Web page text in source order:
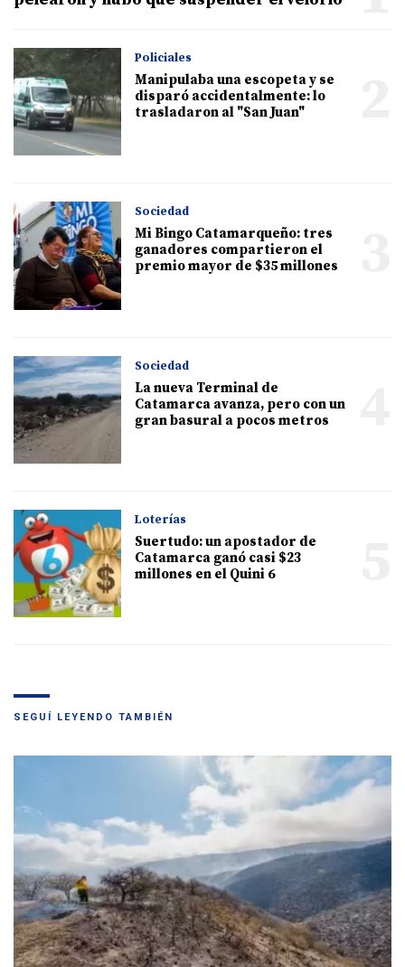
Policiales
Manipulaba una escopeta y se
disparó accidentalmente: lo
trasladaron al "San Juan"
Sociedad
Mi Bingo Catamarqueño: tres
ganadores compartieron el
premio mayor de $35 millones
Sociedad
La nueva Terminal de
Catamarca avanza, pero con un
gran basural a pocos metros
Loterías
Suertudo: un apostador de
Catamarca ganó casi $23
millones en el Quini 6
SEGUÍ LEYENDO TAMBIÉN